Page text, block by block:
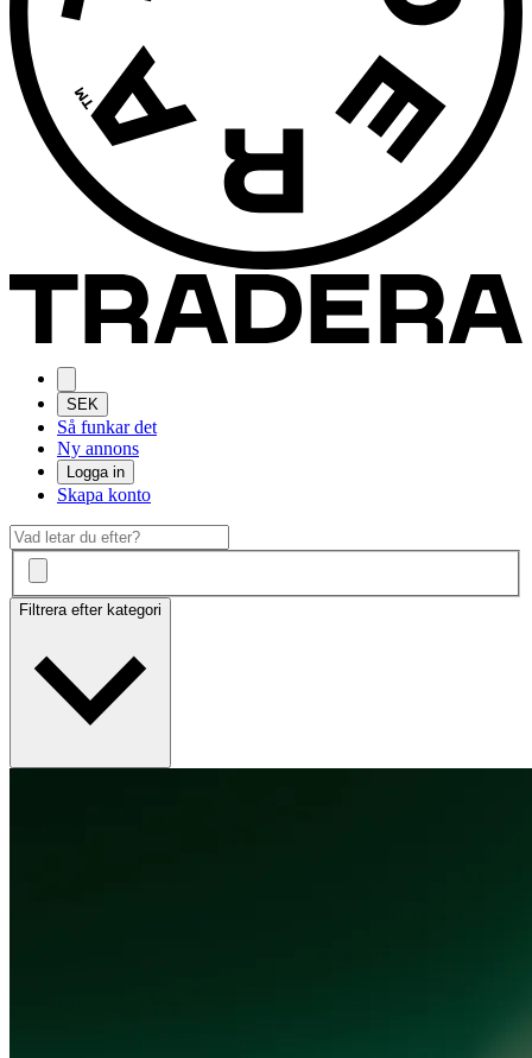
SEK
Så funkar det
Ny annons
Logga in
Skapa konto
Filtrera efter kategori